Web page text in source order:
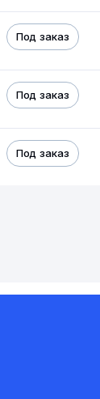
Под заказ
Под заказ
Под заказ